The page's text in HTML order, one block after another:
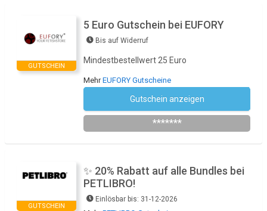
GUTSCHEIN
5 Euro Gutschein bei EUFORY
Bis auf Widerruf
Mindestbestellwert 25 Euro
MehrEUFORY Gutscheine
Gutschein anzeigen
*******
GUTSCHEIN
✨ 20% Rabatt auf alle Bundles bei
PETLIBRO!
Einlösbar bis: 31-12-2026